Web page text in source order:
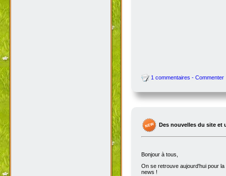
1 commentaires - Commenter
Des nouvelles du site
Bonjour à tous,
On se retrouve aujourd'hui pour
news !